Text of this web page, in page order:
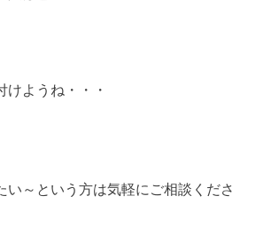
ようね・・・
い～という方は気軽にご相談くださ